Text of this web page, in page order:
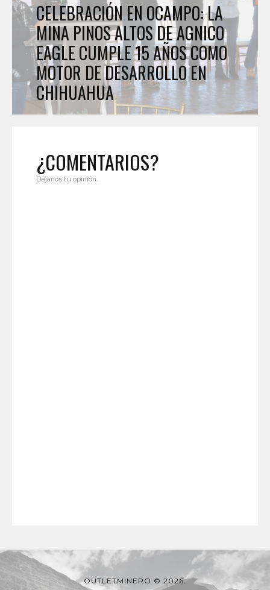
CELEBRACIÓN EN OCAMPO: LA
MINA PINOS ALTOS DE AGNICO
EAGLE CUMPLE 15 AÑOS COMO
MOTOR DE DESARROLLO EN
CHIHUAHUA
¿COMENTARIOS?
Déjanos tu opinión.
OUTLETMINERO © 2026.